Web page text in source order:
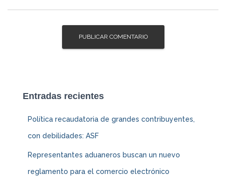
Entradas recientes
Política recaudatoria de grandes contribuyentes,
con debilidades: ASF
Representantes aduaneros buscan un nuevo
reglamento para el comercio electrónico